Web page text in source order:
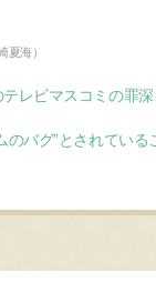
夏海）
レビマスコミの罪
のバグ”とされている